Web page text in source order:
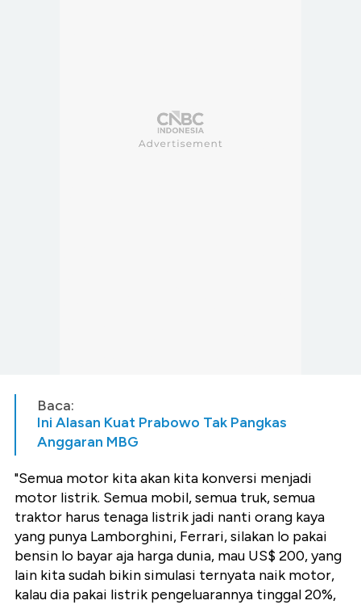
Baca:
Ini Alasan Kuat Prabowo Tak Pangkas
Anggaran MBG
"Semua motor kita akan kita konversi menjadi
motor listrik. Semua mobil, semua truk, semua
traktor harus tenaga listrik jadi nanti orang kaya
yang punya Lamborghini, Ferrari, silakan lo pakai
bensin lo bayar aja harga dunia, mau US$ 200, yang
lain kita sudah bikin simulasi ternyata naik motor,
kalau dia pakai listrik pengeluarannya tinggal 20%,